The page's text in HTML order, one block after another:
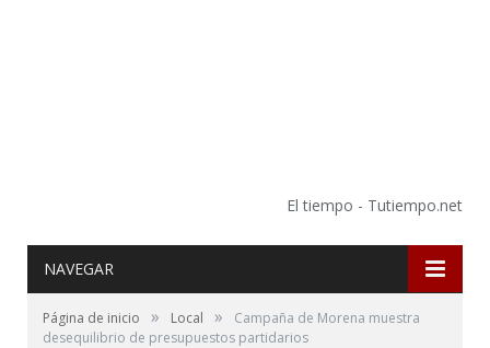
El tiempo - Tutiempo.net
NAVEGAR
Página de inicio » Local »
Campaña de Morena muestra
desequilibrio de presupuestos partidarios